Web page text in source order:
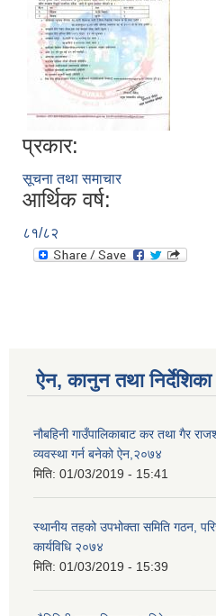
प्रकार:
सूचना तथा समाचार
आर्थिक वर्ष:
८१/८२
ऐन, कानुन तथा निर्देशिका
नौबहिनी गाउँपालिकाबाट कर तथा गैर
व्यवस्था गर्न बनेको ऐन,२०७४
मिति: 01/03/2019 - 15:41
स्थानीय तहको उपभोक्ता समिति गठन,
कार्यविधि २०७४
मिति: 01/03/2019 - 15:39